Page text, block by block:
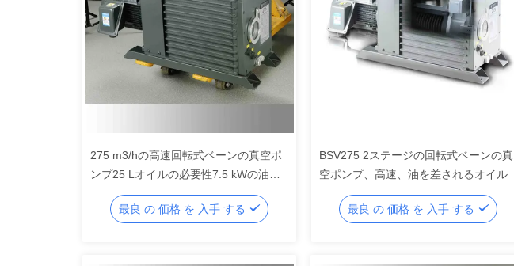
275 m3/hの高速回転式ベーンの真空ポ
ンプ25 Lオイルの必要性7.5 kWの油を
差された回転式ベーンの真空ポンプ
最良 の 価格 を 入手 する
BSV275 2ステージの回転式ベーンの真
空ポンプ、高速、油を差されるオイル
最良 の 価格 を 入手 する